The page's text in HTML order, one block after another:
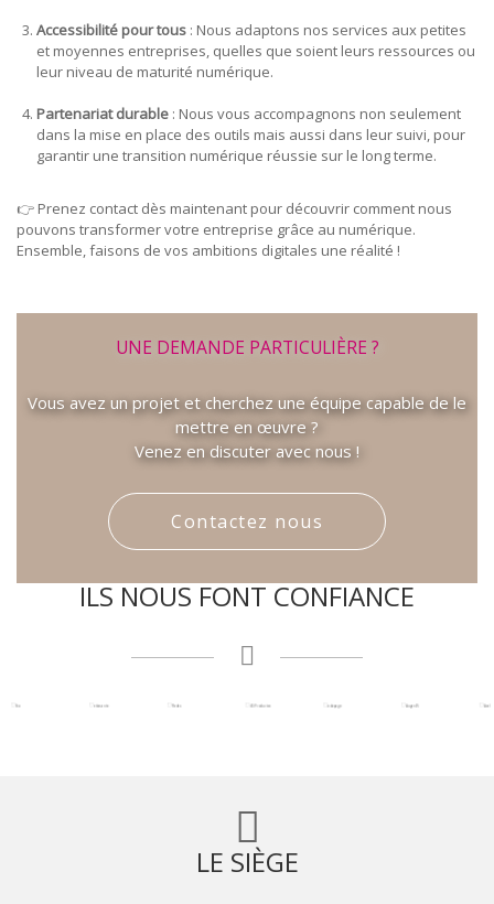
Accessibilité pour tous : Nous adaptons nos services aux petites
et moyennes entreprises, quelles que soient leurs ressources ou
leur niveau de maturité numérique.
Partenariat durable : Nous vous accompagnons non seulement
dans la mise en place des outils mais aussi dans leur suivi, pour
garantir une transition numérique réussie sur le long terme.
👉 Prenez contact dès maintenant pour découvrir comment nous
pouvons transformer votre entreprise grâce au numérique.
Ensemble, faisons de vos ambitions digitales une réalité !
UNE DEMANDE PARTICULIÈRE ?
Vous avez un projet et cherchez une équipe capable de le
mettre en œuvre ?
Venez en discuter avec nous !
Contactez nous
ILS NOUS FONT CONFIANCE
LE SIÈGE